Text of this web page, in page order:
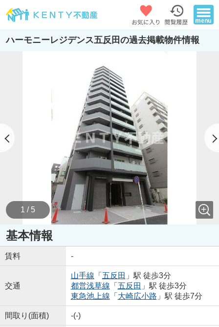
ハーモニーレジデンス五反田の過去掲載物件情報
1 / 5
基本情報
賃料 -
交通
山手線 「 五反田 」駅 徒歩3分
都営浅草線 「 五反田 」駅 徒歩3分
東急池上線 「 大崎広小路 」駅 徒歩7分
間取り(面積) -(-)